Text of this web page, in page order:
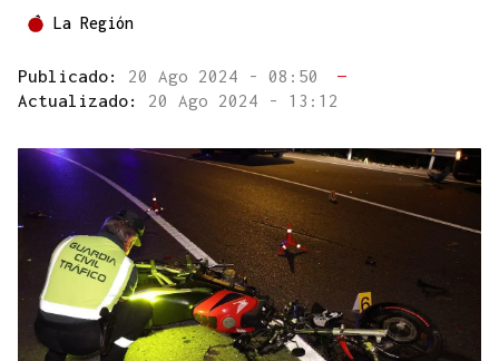
La Región
Publicado: 20 Ago 2024 - 08:50
—
Actualizado: 20 Ago 2024 - 13:12